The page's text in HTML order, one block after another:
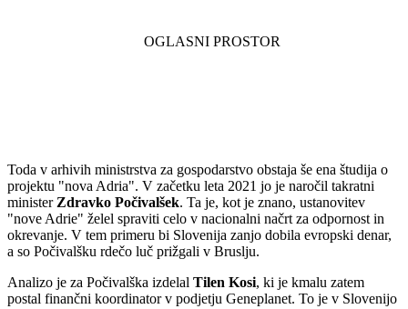
Toda v arhivih ministrstva za gospodarstvo obstaja še ena študija o
projektu "nova Adria". V začetku leta 2021 jo je naročil takratni
minister Zdravko Počivalšek. Ta je, kot je znano, ustanovitev
"nove Adrie" želel spraviti celo v nacionalni načrt za odpornost in
okrevanje. V tem primeru bi Slovenija zanjo dobila evropski denar,
a so Počivalšku rdečo luč prižgali v Bruslju.
Analizo je za Počivalška izdelal Tilen Kosi, ki je kmalu zatem
postal finančni koordinator v podjetju Geneplanet. To je v Slovenijo